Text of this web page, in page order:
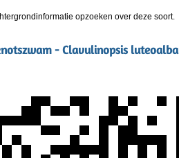
opzoeken over deze soort.
- Clavulinopsis luteoalba